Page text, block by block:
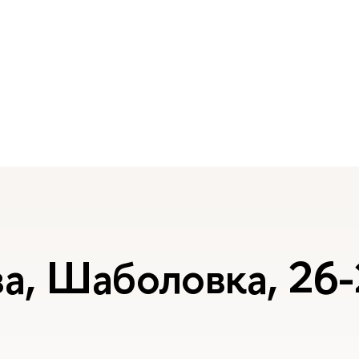
Шаболовка,